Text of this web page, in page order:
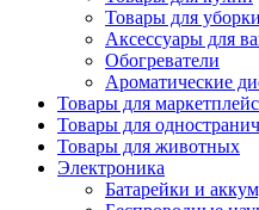
Товары для уборки
Аксессуары для
Обогреватели
Ароматические
Товары для
Товары для
Товары для животных
Электроника
Батарейки и